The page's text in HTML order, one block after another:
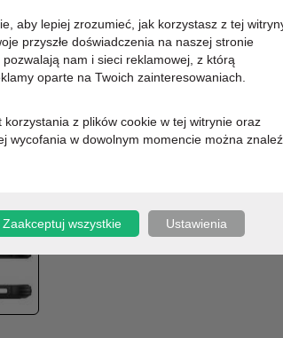
MARKA:
SPIGEN
DOSTĘPNOŚĆ:
CHWILOWO
63,96 zł
52 zł (cena netto)
OPIS
aby lepiej zrozumieć, jak korzystasz z tej
przyszłe doświadczenia na naszej stronie
nam i sieci reklamowej, z którą
oparte na Twoich zainteresowaniach.
korzystania z plików cookie w tej witrynie oraz
wycofania w dowolnym momencie można
Zaakceptuj wszystkie Ustawienia